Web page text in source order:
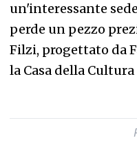
un'interessante
perde un pezzo
Filzi, progettato da
la Casa della